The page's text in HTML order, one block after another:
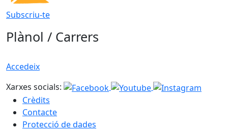
Subscriu-te
Plànol / Carrers
Accedeix
Xarxes socials:
Crèdits
Contacte
Protecció de dades